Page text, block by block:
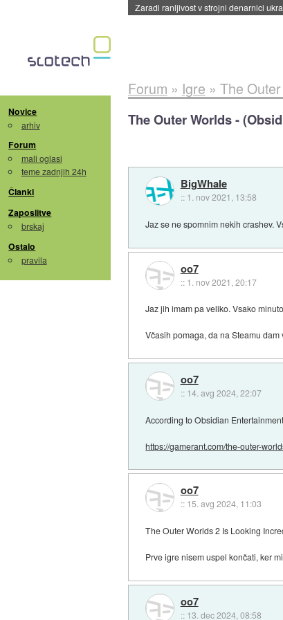
Zaradi ranljivost v strojni denarnici
Novice
arhiv
Forum
mali oglasi
teme zadnjih 24h
Članki
Zaposlitve
brskaj
Ostalo
pravila
Forum » Igre » The
The Outer Worlds -
BigWhale
:: 1. nov 2021, 13:58
Jaz se ne spomnim nekih crashev.
oo7
:: 1. nov 2021, 20:17
Jaz jih imam pa veliko. Vsako
Včasih pomaga, da na Steamu
oo7
:: 14. avg 2024, 22:07
According to Obsidian
https://gamerant.com/the-outer-
oo7
:: 15. avg 2024, 11:03
The Outer Worlds 2 Is Looking
Prve igre nisem uspel končati, ker
oo7
:: 13. dec 2024, 08:58